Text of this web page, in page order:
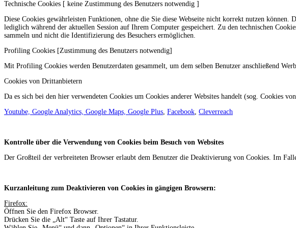
Technische Cookies [ keine Zustimmung des Benutzers notwendig ]
Diese Cookies gewährleisten Funktionen, ohne die Sie diese Webseite nicht korrekt nutzen
lediglich während der aktuellen Session auf Ihrem Computer gespeichert. Zu den technischen
sammeln und nicht die Identifizierung des Besuchers ermöglichen.
Profiling Cookies [Zustimmung des Benutzers notwendig]
Mit Profiling Cookies werden Benutzerdaten gesammelt, um dem selben Benutzer anschließend
Cookies von Drittanbietern
Da es sich bei den hier verwendeten Cookies um Cookies anderer Websites handelt (sog. Cookies
Youtube, Google Analytics, Google Maps, Google Plus Facebook Cleverreach
Kontrolle über die Verwendung von Cookies beim Besuch von Websites
Der Großteil der verbreiteten Browser erlaubt dem Benutzer die Deaktivierung von Cookies. Im
Kurzanleitung zum Deaktivieren von Cookies in gängigen Browsern:
Firefox:
Öffnen Sie den Firefox Browser.
Drücken Sie die „Alt“ Taste auf Ihrer Tastatur.